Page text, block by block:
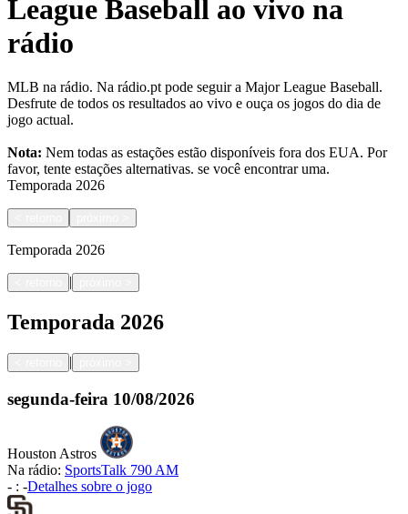
League Baseball ao vivo na
rádio
MLB na rádio. Na rádio.pt pode seguir a Major League Baseball.
Desfrute de todos os resultados ao vivo e ouça os jogos do dia de
jogo actual.
Nota: Nem todas as estações estão disponíveis fora dos EUA. Por
favor, tente estações alternativas. se você encontrar uma.
Temporada 2026
Temporada 2026
|
Temporada 2026
|
segunda-feira 10/08/2026
Houston Astros
Na rádio: SportsTalk 790 AM
- : -Detalhes sobre o jogo